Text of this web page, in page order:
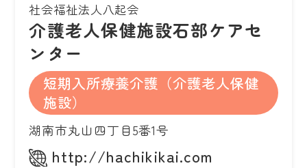
社会福祉法人八起会
介護老人保健施設石部ケアセ
ンター
短期入所療養介護（介護老人保健
施設）
湖南市丸山四丁目5番1号
http://hachikikai.com